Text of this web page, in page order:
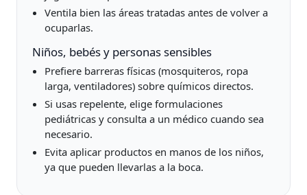
Ventila bien las áreas tratadas antes de volver a
ocuparlas.
Niños, bebés y personas sensibles
Prefiere barreras físicas (mosquiteros, ropa
larga, ventiladores) sobre químicos directos.
Si usas repelente, elige formulaciones
pediátricas y consulta a un médico cuando sea
necesario.
Evita aplicar productos en manos de los niños,
ya que pueden llevarlas a la boca.